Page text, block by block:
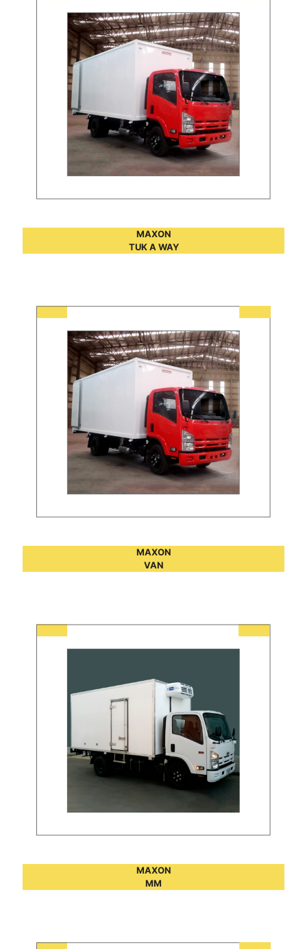
MAXON
TUK A WAY
MAXON
VAN
MAXON
MM